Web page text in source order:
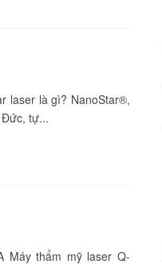
laser là gì? NanoStar®,
Đức, tự...
Máy thẩm mỹ laser Q-